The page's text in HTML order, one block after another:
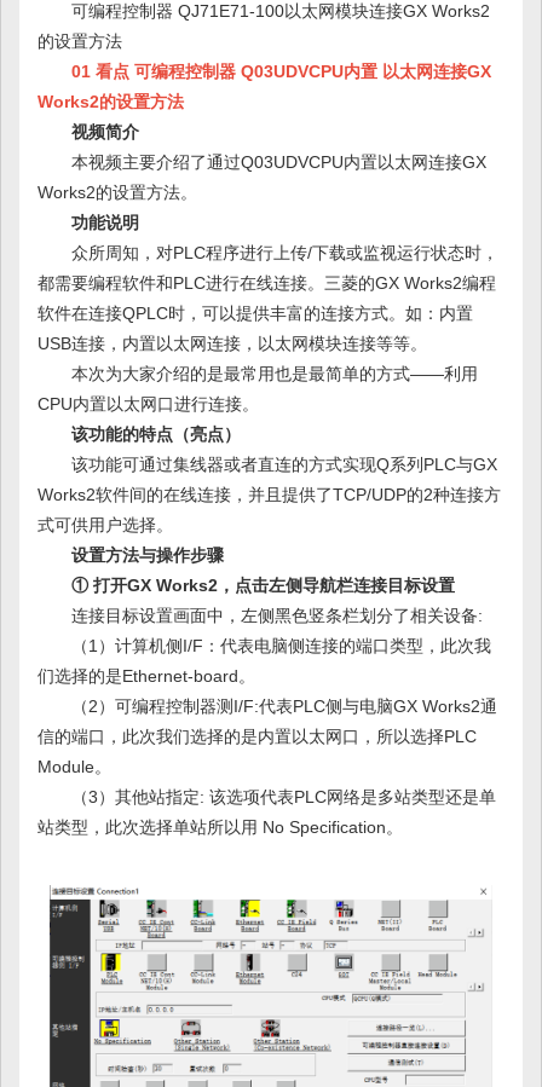
可编程控制器 QJ71E71-100以太网模块连接GX Works2
的设置方法
01 看点 可编程控制器 Q03UDVCPU内置 以太网连接GX
Works2的设置方法
视频简介
本视频主要介绍了通过Q03UDVCPU内置以太网连接GX
Works2的设置方法。
功能说明
众所周知，对PLC程序进行上传/下载或监视运行状态时，
都需要编程软件和PLC进行在线连接。三菱的GX Works2编程
软件在连接QPLC时，可以提供丰富的连接方式。如：内置
USB连接，内置以太网连接，以太网模块连接等等。
本次为大家介绍的是最常用也是最简单的方式——利用
CPU内置以太网口进行连接。
该功能的特点（亮点）
该功能可通过集线器或者直连的方式实现Q系列PLC与GX
Works2软件间的在线连接，并且提供了TCP/UDP的2种连接方
式可供用户选择。
设置方法与操作步骤
① 打开GX Works2，点击左侧导航栏连接目标设置
连接目标设置画面中，左侧黑色竖条栏划分了相关设备:
（1）计算机侧I/F：代表电脑侧连接的端口类型，此次我
们选择的是Ethernet-board。
（2）可编程控制器测I/F:代表PLC侧与电脑GX Works2通
信的端口，此次我们选择的是内置以太网口，所以选择PLC
Module。
（3）其他站指定: 该选项代表PLC网络是多站类型还是单
站类型，此次选择单站所以用 No Specification。